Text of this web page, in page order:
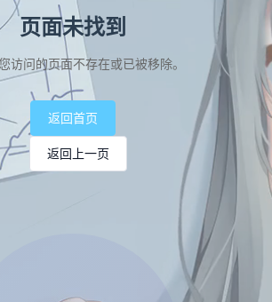
页面未找到
访问的页面不存在或已被移除。
返回首页
返回上一页